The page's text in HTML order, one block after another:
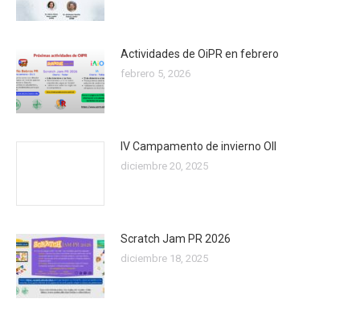
Actividades de OiPR en febrero
febrero 5, 2026
IV Campamento de invierno OII
diciembre 20, 2025
Scratch Jam PR 2026
diciembre 18, 2025